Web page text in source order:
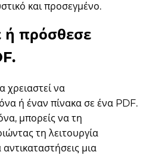
και προσεγμένο.
ή πρόσθεσε
χρειαστεί να
ή έναν πίνακα σε ένα PDF.
μπορείς να τη
τη λειτουργία
μια